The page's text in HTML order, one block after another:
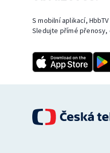
S mobilní aplikací,
Sledujte přímé přenosy,